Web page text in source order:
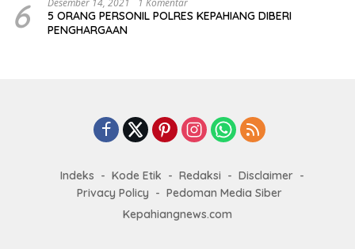
6
5 ORANG PERSONIL POLRES KEPAHIANG DIBERI
PENGHARGAAN
Indeks Kode Etik Redaksi
Disclaimer
Privacy Policy
Pedoman Media Siber
Kepahiangnews.com